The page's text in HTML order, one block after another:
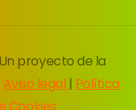
proyecto de la
Aviso legal | Política
Cookies